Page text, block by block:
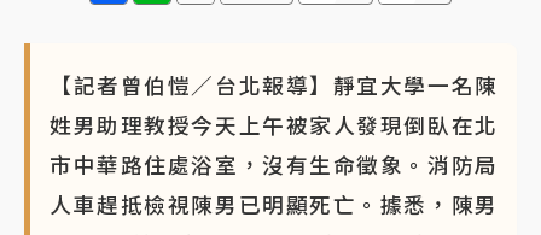
【記者曾伯愷／台北報導】靜宜大學一名陳
姓男助理教授今天上午被家人發現倒臥在北
市中華路住處浴室，沒有生命徵象。消防局
人車趕抵檢視陳男已明顯死亡。據悉，陳男